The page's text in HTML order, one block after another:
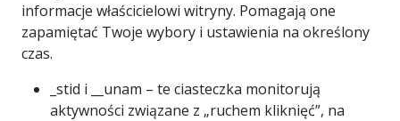
informacje właścicielowi witryny. Pomagają one
zapamiętać Twoje wybory i ustawienia na określony
czas.
_stid i __unam – te ciasteczka monitorują
aktywności związane z „ruchem kliknięć”, na